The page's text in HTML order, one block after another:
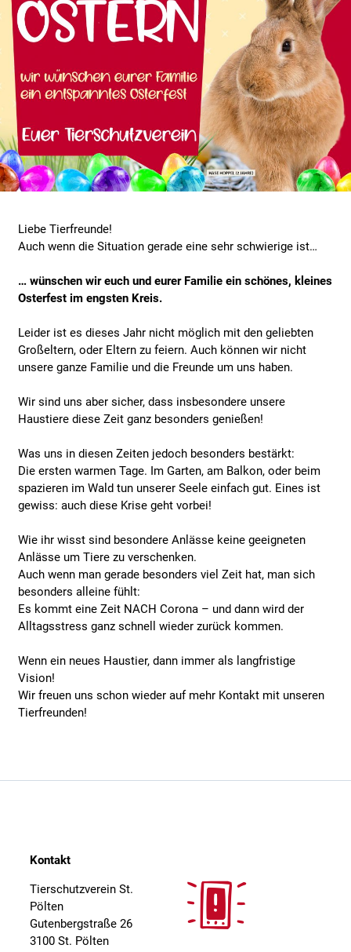
Liebe Tierfreunde!
Auch wenn die Situation gerade eine sehr schwierige ist…
… wünschen wir euch und eurer Familie ein schönes, kleines
Osterfest im engsten Kreis.
Leider ist es dieses Jahr nicht möglich mit den geliebten
Großeltern, oder Eltern zu feiern. Auch können wir nicht
unsere ganze Familie und die Freunde um uns haben.
Wir sind uns aber sicher, dass insbesondere unsere
Haustiere diese Zeit ganz besonders genießen!
Was uns in diesen Zeiten jedoch besonders bestärkt:
Die ersten warmen Tage. Im Garten, am Balkon, oder beim
spazieren im Wald tun unserer Seele einfach gut. Eines ist
gewiss: auch diese Krise geht vorbei!
Wie ihr wisst sind besondere Anlässe keine geeigneten
Anlässe um Tiere zu verschenken.
Auch wenn man gerade besonders viel Zeit hat, man sich
besonders alleine fühlt:
Es kommt eine Zeit NACH Corona – und dann wird der
Alltagsstress ganz schnell wieder zurück kommen.
Wenn ein neues Haustier, dann immer als langfristige
Vision!
Wir freuen uns schon wieder auf mehr Kontakt mit unseren
Tierfreunden!
Kontakt
Tierschutzverein St.
Pölten
Gutenbergstraße 26
3100 St. Pölten